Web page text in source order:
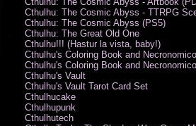
Cthulhu: The Cosmic Abyss - TTRPG
Cthulhu: The Cosmic Abyss (PS5)
Cthulhu: The Great Old One
Cthulhu!!! (Hastur la vista, baby!)
Cthulhu's Coloring Book and
Cthulhu's Coloring Book and
Cthulhu's Vault
Cthulhu's Vault Tarot Card Set
Cthulhucake
Cthulhupunk
Cthulhutech